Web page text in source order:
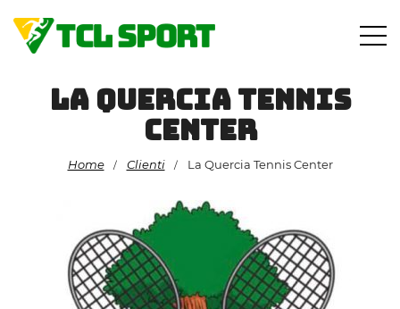
al
La Quercia Tennis
Center
Home / Clienti / La Quercia Tennis Center